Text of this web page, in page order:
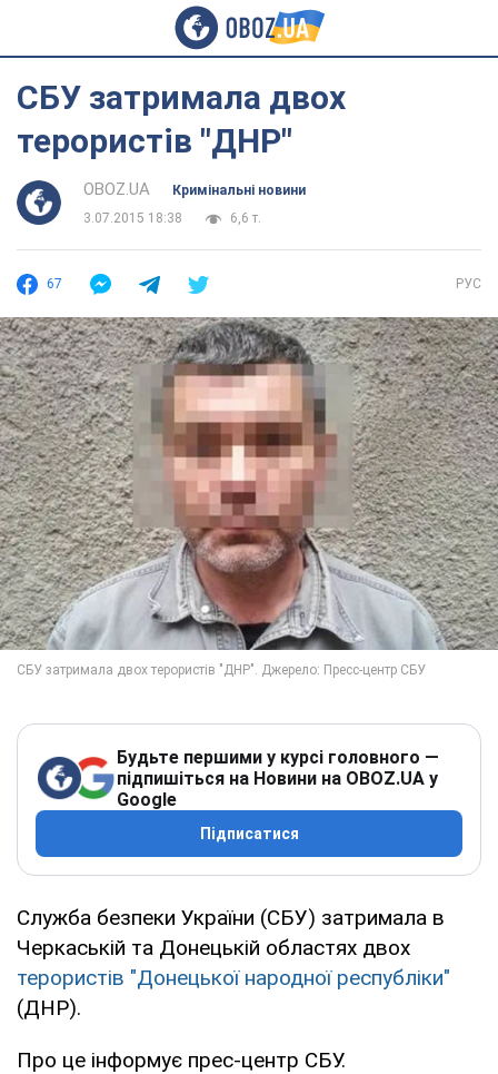
СБУ затримала двох
терористів "ДНР"
OBOZ.UA
Кримінальні новини
3.07.2015 18:38
6,6 т.
67 РУС
Будьте першими у курсі головного —
підпишіться на Новини на OBOZ.UA у
Google
Підписатися
Служба безпеки України (СБУ) затримала в
Черкаській та Донецькій областях двох
терористів "Донецької народної республіки"
(ДНР).
Про це інформує прес-центр СБУ.